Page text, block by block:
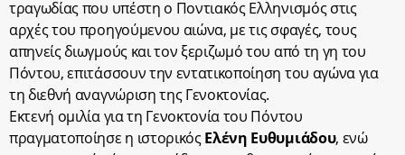
τραγωδίας που υπέστη ο Ποντιακός Ελληνισμός στις
αρχές του προηγούμενου αιώνα, με τις σφαγές, τους
απηνείς διωγμούς και τον ξεριζωμό του από τη γη του
Πόντου, επιτάσσουν την εντατικοποίηση του αγώνα για
τη διεθνή αναγνώριση της Γενοκτονίας.
Εκτενή ομιλία για τη Γενοκτονία του Πόντου
πραγματοποίησε η ιστορικόςΕλένη Ευθυμιάδου, ενώ